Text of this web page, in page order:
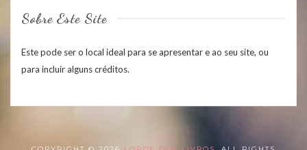
Sobre Este Site
Este pode ser o local ideal para se apresentar e ao seu site, ou
para incluir alguns créditos.